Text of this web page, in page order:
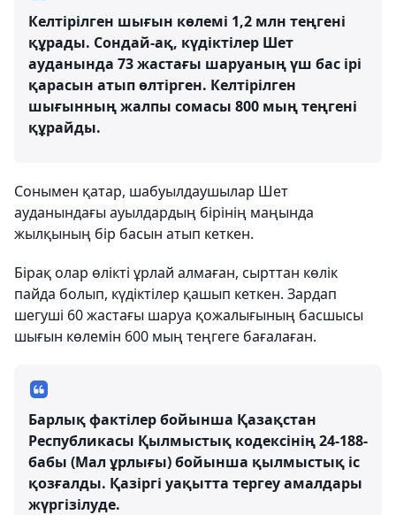
Келтірілген шығын көлемі 1,2 млн теңгені
құрады. Сондай-ақ, күдіктілер Шет
ауданында 73 жастағы шаруаның үш бас ірі
қарасын атып өлтірген. Келтірілген
шығынның жалпы сомасы 800 мың теңгені
құрайды.
Сонымен қатар, шабуылдаушылар Шет
ауданындағы ауылдардың бірінің маңында
жылқының бір басын атып кеткен.
Бірақ олар өлікті ұрлай алмаған, сырттан көлік
пайда болып, күдіктілер қашып кеткен. Зардап
шегуші 60 жастағы шаруа қожалығының басшысы
шығын көлемін 600 мың теңгеге бағалаған.
Барлық фактілер бойынша Қазақстан
Республикасы Қылмыстық кодексінің 24-188-
бабы (Мал ұрлығы) бойынша қылмыстық іс
қозғалды. Қазіргі уақытта тергеу амалдары
жүргізілуде.